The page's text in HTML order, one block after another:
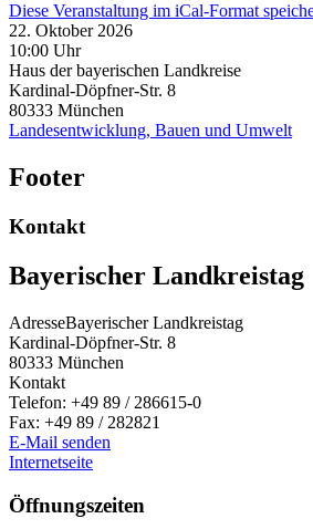
Diese Veranstaltung im iCal-Format
22. Oktober 2026
10:00 Uhr
Haus der bayerischen Landkreise
Kardinal-Döpfner-Str. 8
80333 München
Landesentwicklung, Bauen und Umwelt
Footer
Kontakt
Bayerischer Landkreistag
AdresseBayerischer Landkreistag
Kardinal-Döpfner-Str. 8
80333 München
Kontakt
Telefon: +49 89 / 286615-0
Fax: +49 89 / 282821
E-Mail senden
Internetseite
Öffnungszeiten